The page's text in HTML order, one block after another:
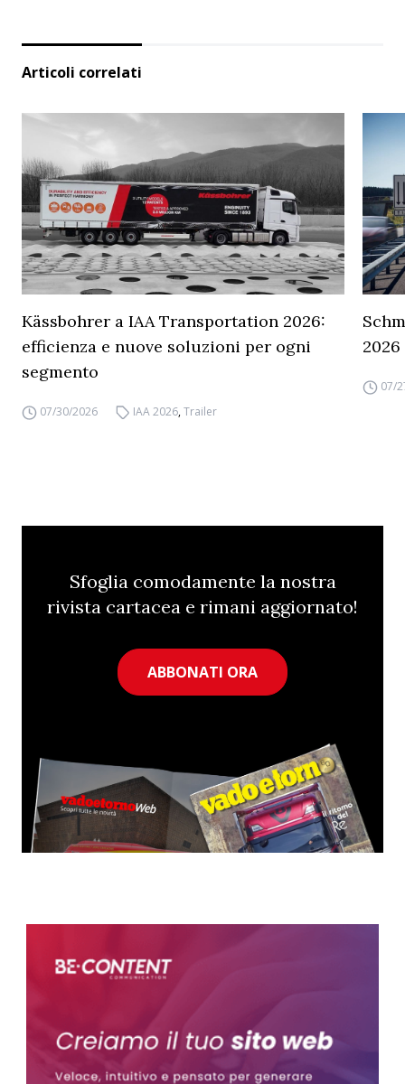
Articoli correlati
Kässbohrer a IAA Transportation 2026:
efficienza e nuove soluzioni per ogni
segmento
07/30/2026 IAA 2026,Trailer
2026
07/
Sfoglia comodamente la nostra
rivista cartacea e rimani aggiornato!
ABBONATI ORA